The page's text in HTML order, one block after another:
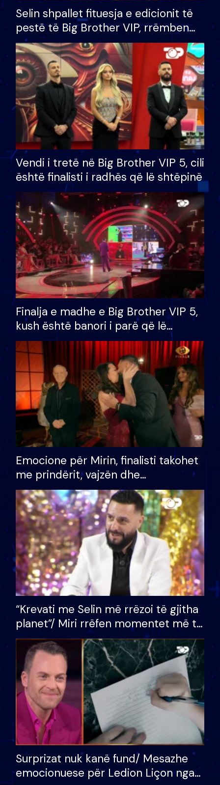
Selin shpallet fituesja e edicionit të
pestë të Big Brother VIP, rrëmben
çmimin e madh prej 100 mijë eurosh
Vendi i tretë në Big Brother VIP 5, cili
është finalisti i radhës që lë shtëpinë
Finalja e madhe e Big Brother VIP 5,
kush është banori i parë që lë
shtëpinë dhe humb mundësinë për
të fituar çmimin e madh
Emocione për Mirin, finalisti takohet
me prindërit, vajzën dhe
bashkëshorten: S’kemi ndonjë letër
divorci apo jo?
“Krevati me Selin më rrëzoi të gjitha
planet”/ Miri rrëfen momentet më të
bukura në shtëpinë e BB VIP: Do më
mungojë zilja e mëngjesit kur…
Surprizat nuk kanë fund/ Mesazhe
emocionuese për Ledion Liçon nga